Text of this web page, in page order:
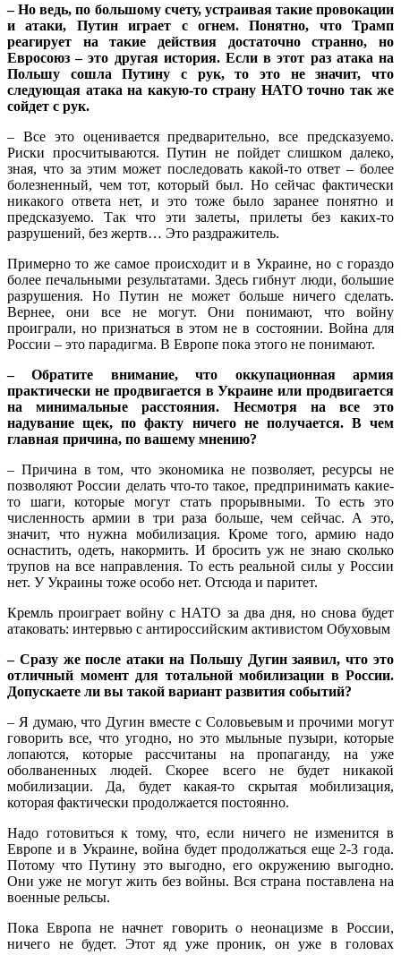
– Но ведь, по большому счету, устраивая такие провокации
и атаки, Путин играет с огнем. Понятно, что Трамп
реагирует на такие действия достаточно странно, но
Евросоюз – это другая история. Если в этот раз атака на
Польшу сошла Путину с рук, то это не значит, что
следующая атака на какую-то страну НАТО точно так же
сойдет с рук.
– Все это оценивается предварительно, все предсказуемо.
Риски просчитываются. Путин не пойдет слишком далеко,
зная, что за этим может последовать какой-то ответ – более
болезненный, чем тот, который был. Но сейчас фактически
никакого ответа нет, и это тоже было заранее понятно и
предсказуемо. Так что эти залеты, прилеты без каких-то
разрушений, без жертв… Это раздражитель.
Примерно то же самое происходит и в Украине, но с гораздо
более печальными результатами. Здесь гибнут люди, большие
разрушения. Но Путин не может больше ничего сделать.
Вернее, они все не могут. Они понимают, что войну
проиграли, но признаться в этом не в состоянии. Война для
России – это парадигма. В Европе пока этого не понимают.
– Обратите внимание, что оккупационная армия
практически не продвигается в Украине или продвигается
на минимальные расстояния. Несмотря на все это
надувание щек, по факту ничего не получается. В чем
главная причина, по вашему мнению?
– Причина в том, что экономика не позволяет, ресурсы не
позволяют России делать что-то такое, предпринимать какие-
то шаги, которые могут стать прорывными. То есть это
численность армии в три раза больше, чем сейчас. А это,
значит, что нужна мобилизация. Кроме того, армию надо
оснастить, одеть, накормить. И бросить уж не знаю сколько
трупов на все направления. То есть реальной силы у России
нет. У Украины тоже особо нет. Отсюда и паритет.
Кремль проиграет войну с НАТО за два дня, но снова будет
атаковать: интервью с антироссийским активистом Обуховым
– Сразу же после атаки на Польшу Дугин заявил, что это
отличный момент для тотальной мобилизации в России.
Допускаете ли вы такой вариант развития событий?
– Я думаю, что Дугин вместе с Соловьевым и прочими могут
говорить все, что угодно, но это мыльные пузыри, которые
лопаются, которые рассчитаны на пропаганду, на уже
оболваненных людей. Скорее всего не будет никакой
мобилизации. Да, будет какая-то скрытая мобилизация,
которая фактически продолжается постоянно.
Надо готовиться к тому, что, если ничего не изменится в
Европе и в Украине, война будет продолжаться еще 2-3 года.
Потому что Путину это выгодно, его окружению выгодно.
Они уже не могут жить без войны. Вся страна поставлена на
военные рельсы.
Пока Европа не начнет говорить о неонацизме в России,
ничего не будет. Этот яд уже проник, он уже в головах